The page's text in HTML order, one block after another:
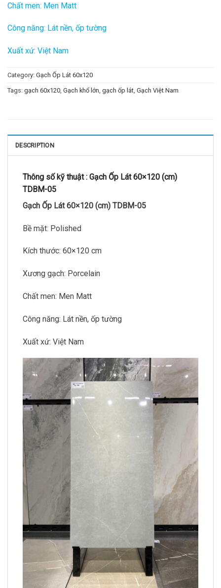
Chất men: Men Matt
Công năng: Lát nền, ốp tường
Xuất xứ: Việt Nam
Category: Gạch Ốp Lát 60x120
Tags: gạch 60x120, Gạch khổ lớn, gạch ốp lát, Gạch Việt Nam
DESCRIPTION
Thông số kỹ thuật : Gạch Ốp Lát 60×120 (cm)
TDBM-05
Gạch Ốp Lát 60×120 (cm) TDBM-05
Bề mặt: Polished
Kích thước: 60×120 cm
Xương gạch: Porcelain
Chất men: Men Matt
Công năng: Lát nền, ốp tường
Xuất xứ: Việt Nam